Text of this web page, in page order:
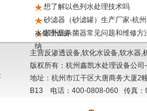
想了解以色列水处理技术吗
砂滤器（砂滤罐）生产厂家-杭
水处理设备
紫外线杀菌器常见问题和维修方
纳
主营反渗透设备,软化水设备,软水器
版权所有：杭州鑫凯水处理设备公
地址：杭州市江干区大唐商务大厦2
B13 电话：400-0808-060 传真：